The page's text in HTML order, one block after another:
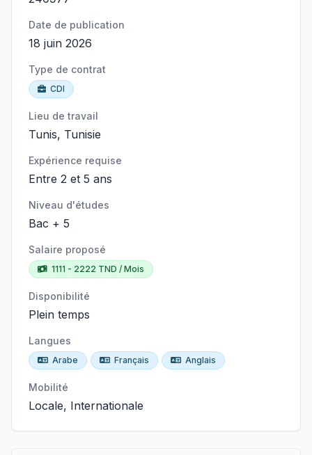
Date de publication
18 juin 2026
Type de contrat
CDI
Lieu de travail
Tunis, Tunisie
Expérience requise
Entre 2 et 5 ans
Niveau d'études
Bac + 5
Salaire proposé
1111 - 2222 TND / Mois
Disponibilité
Plein temps
Langues
Arabe Français Anglais
Mobilité
Locale, Internationale